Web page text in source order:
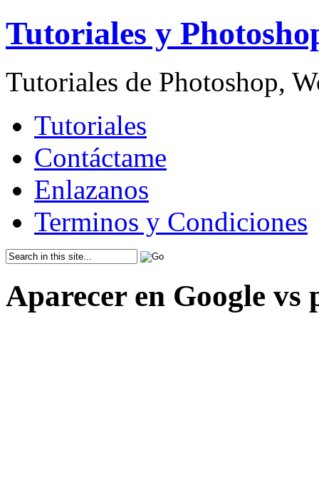
Tutoriales y
Tutoriales de Photoshop,
Tutoriales
Contáctame
Enlazanos
Terminos y Condiciones
Aparecer en Google vs